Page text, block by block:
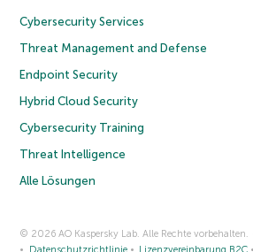
Cybersecurity Services
Threat Management and Defense
Endpoint Security
Hybrid Cloud Security
Cybersecurity Training
Threat Intelligence
Alle Lösungen
© 2026 AO Kaspersky Lab. Alle Rechte vorbehalten.